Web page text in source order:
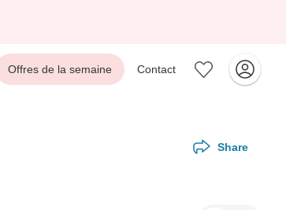
Offres de la semaine Contact
Share